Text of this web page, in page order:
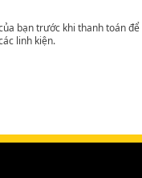
bạn trước khi thanh toán
linh kiện.